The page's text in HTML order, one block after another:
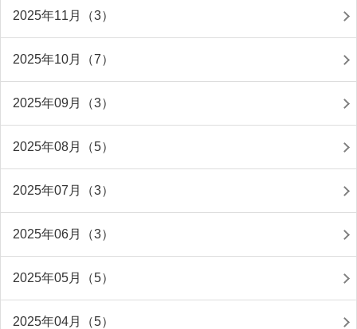
2025年11月（3）
2025年10月（7）
2025年09月（3）
2025年08月（5）
2025年07月（3）
2025年06月（3）
2025年05月（5）
2025年04月（5）